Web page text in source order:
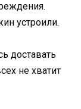
устроили.
доставать
не хватит